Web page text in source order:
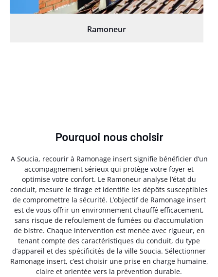
Ramoneur
Pourquoi nous choisir
A Soucia, recourir à Ramonage insert signifie bénéficier d’un
accompagnement sérieux qui protège votre foyer et
optimise votre confort. Le Ramoneur analyse l’état du
conduit, mesure le tirage et identifie les dépôts susceptibles
de compromettre la sécurité. L’objectif de Ramonage insert
est de vous offrir un environnement chauffé efficacement,
sans risque de refoulement de fumées ou d’accumulation
de bistre. Chaque intervention est menée avec rigueur, en
tenant compte des caractéristiques du conduit, du type
d’appareil et des spécificités de la ville Soucia. Sélectionner
Ramonage insert, c’est choisir une prise en charge humaine,
claire et orientée vers la prévention durable.